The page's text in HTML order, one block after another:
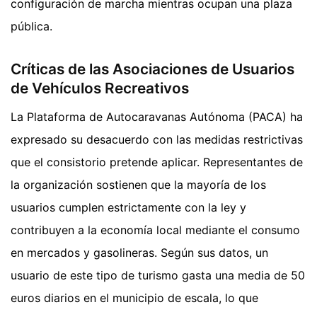
configuración de marcha mientras ocupan una plaza
pública.
Críticas de las Asociaciones de Usuarios
de Vehículos Recreativos
La Plataforma de Autocaravanas Autónoma (PACA) ha
expresado su desacuerdo con las medidas restrictivas
que el consistorio pretende aplicar. Representantes de
la organización sostienen que la mayoría de los
usuarios cumplen estrictamente con la ley y
contribuyen a la economía local mediante el consumo
en mercados y gasolineras. Según sus datos, un
usuario de este tipo de turismo gasta una media de 50
euros diarios en el municipio de escala, lo que